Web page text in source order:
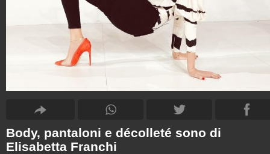
Body, pantaloni e décolleté sono di
Elisabetta Franchi